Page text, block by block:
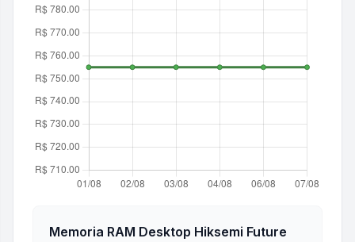
Memoria RAM Desktop Hiksemi Future